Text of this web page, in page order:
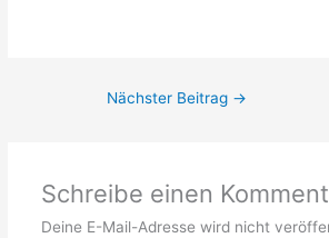
Nächster Beitrag →
Schreibe einen
Deine E-Mail-Adresse wird nicht